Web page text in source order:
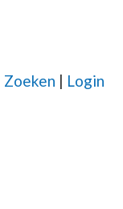
Zoeken | Login